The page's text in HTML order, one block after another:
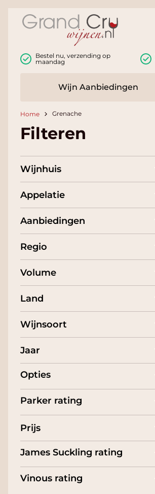
Bestel nu, verzending op
maandag
Wijn Aanbiedingen
Home Grenache
Filteren
Wijnhuis
Appelatie
Aanbiedingen
Regio
Volume
Land
Wijnsoort
Jaar
Opties
Parker rating
Prijs
James Suckling rating
Vinous rating